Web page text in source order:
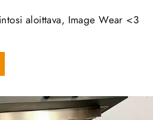
aloittava, Image Wear <3